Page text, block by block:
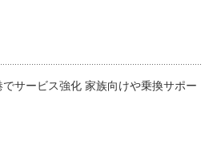
でサービス強化 家族向けや乗換サポー